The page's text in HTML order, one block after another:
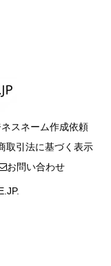
ネスネーム作成依頼
取引法に基づく表示
お問い合わせ